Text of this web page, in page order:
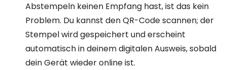
Abstempeln keinen Empfang hast, ist das kein
Problem. Du kannst den QR-Code scannen; der
Stempel wird gespeichert und erscheint
automatisch in deinem digitalen Ausweis, sobald
dein Gerät wieder online ist.